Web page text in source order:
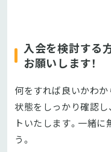
入会を検討する
お願いします！
何をすれば良いかわ
状態をしっかり確認し
トいたします。一緒
う。